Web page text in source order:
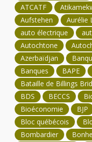
ATCATF
Aufstehen
Aurélie
auto électrique
Autochtone
Azerbaïdjan
Banques
BAPE
Bataille de Billings
BDS
BECCS
Bioéconomie
BJP
Bloc québécois
Bombardier